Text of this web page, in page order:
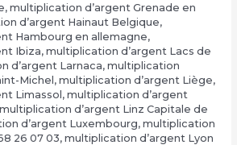
, multiplication d’argent Grenade en
d’argent Hainaut Belgique,
Hambourg en allemagne,
Ibiza, multiplication d’argent Lacs de
d’argent Larnaca, multiplication
Michel, multiplication d’argent Liège,
Limassol, multiplication d’argent
multiplication d’argent Linz Capitale de
d’argent Luxembourg, multiplication
26 07 03, multiplication d’argent Lyon